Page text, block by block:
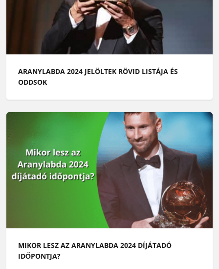
ARANYLABDA 2024 JELÖLTEK RÖVID LISTÁJA ÉS
ODDSOK
MIKOR LESZ AZ ARANYLABDA 2024 DÍJÁTADÓ
IDŐPONTJA?